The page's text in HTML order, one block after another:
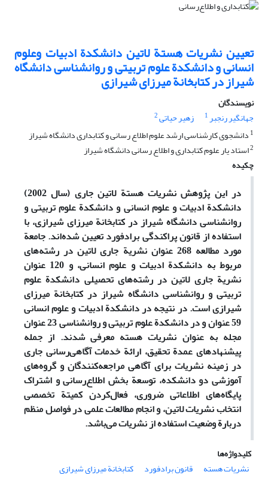
تعیین نشریات هستة لاتین دانشکدة ادبیات وعلوم
انسانی و دانشکدة علوم تربیتی و روانشناسی دانشگاه
شیراز در کتابخانة میرزای شیرازی
نویسندگان
جهانگیر رنجبر1 زهیر حیاتی2
1 دانشجوی کارشناسی ارشد علوم اطلاع رسانی و کتابداری دانشگاه شیراز
2استاد یار علوم کتابداری و اطلاع رسانی دانشگاه شیراز
چکیده
در این پژوهش نشریات هستة لاتین جاری (سال 2002)
دانشکدة ادبیات و علوم انسانی و دانشکدة علوم تربیتی و
روانشناسی دانشگاه شیراز در کتابخانة میرزای شیرازی، با
استفاده از قانون پراکندگی برادفورد تعیین شده‌اند. جامعة
مورد مطالعه 268 عنوان نشریة جاری لاتین در رشته‌های
مربوط به دانشکدة ادبیات و علوم انسانی، و 120 عنوان
نشریة جاری لاتین در رشته‌های تحصیلی دانشکدة علوم
تربیتی و روانشناسی دانشگاه شیراز در کتابخانة میرزای
شیرازی است. در نتیجه در دانشکدة ادبیات و علوم انسانی
59 عنوان و در دانشکدة علوم تربیتی و روانشناسی 23 عنوان
مجله به عنوان نشریات هسته معرفی شدند. از جمله
پیشنهادهای عمدة تحقیق، ارائة خدمات آگاهی‌رسانی جاری
در زمینه نشریات برای آگاهی مراجعه‌کنندگان و گروه‌های
آموزشی دو دانشکده، توسعة بخش اطلاع‌رسانی و اشتراک
پایگاه‌های اطلاعاتی ضروری، فعال‌کردن کمیتة تخصصی
انتخاب نشریات لاتین، و انجام مطالعات علمی در فواصل منظم
دربارة وضعیت استفاده از نشریات می‌باشد.
کلیدواژه‌ها
نشریات هسته
قانون برادفورد کتابخانة میرزای شیرازی